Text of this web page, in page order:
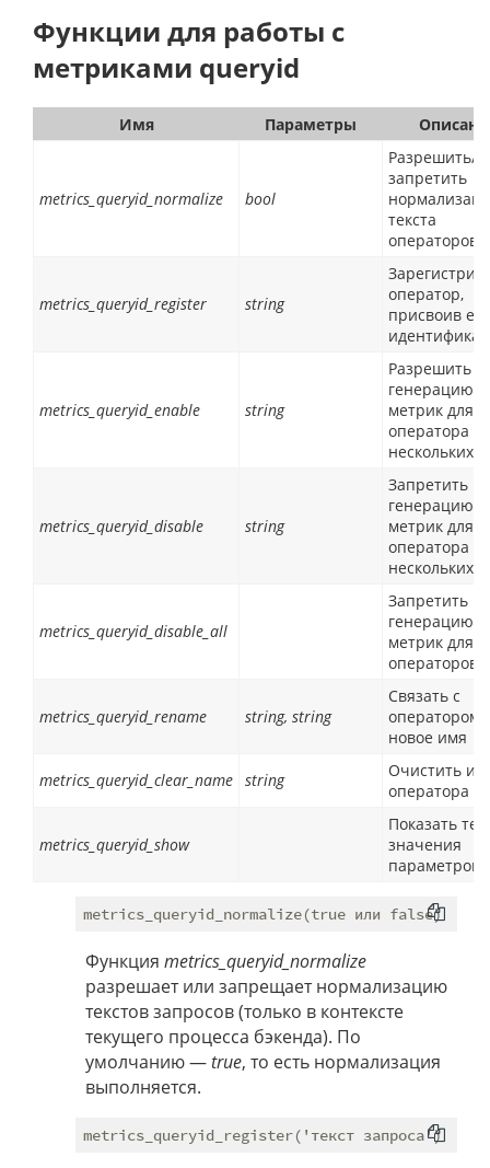
Функции для работы с
метриками queryid
Имя Параметры
metrics_queryid_normalize bool
Разрешить/
запретить
текста
операторов
metrics_queryid_register string
оператор,
присвоив
metrics_queryid_enable string
Разрешить
генерацию
метрик для
оператора
нескольких)
metrics_queryid_disable string
Запретить
генерацию
метрик для
оператора
нескольких)
metrics_queryid_disable_all
Запретить
генерацию
метрик для
операторов
metrics_queryid_rename string, string
Связать с
оператором
новое имя
metrics_queryid_clear_name string
Очистить
оператора
metrics_queryid_show
Показать
значения
параметров
Функция metrics_queryid_normalize
разрешает или запрещает нормализацию
текстов запросов (только в контексте
текущего процесса бэкенда). По
умолчанию —true, то есть нормализация
выполняется.